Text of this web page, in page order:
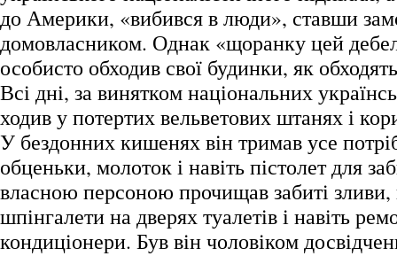
до Америки, «вибився в люди», ставши
домовласником. Однак «щоранку цей
особисто обходив свої будинки, як
Всі дні, за винятком національних
ходив у потертих вельветових штанях і
У бездонних кишенях він тримав усе
обценьки, молоток і навіть пістолет для
власною персоною прочищав забиті
шпінгалети на дверях туалетів і навіть
кондиціонери. Був він чоловіком